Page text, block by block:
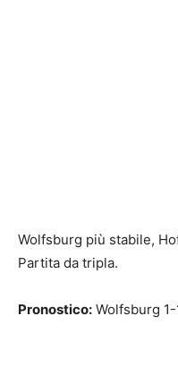
Wolfsburg più stabile,
Partita da tripla.
Pronostico: Wolfsburg